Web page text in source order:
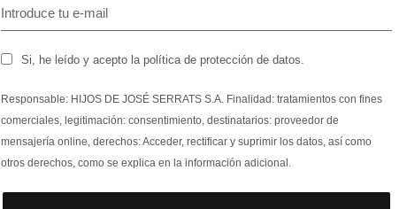
Si, he leído y acepto la política de protección de datos.
Responsable: HIJOS DE JOSÉ SERRATS S.A. Finalidad: tratamientos con fines
comerciales, legitimación: consentimiento, destinatarios: proveedor de
mensajería online, derechos: Acceder, rectificar y suprimir los datos, así como
otros derechos, como se explica en la información adicional.